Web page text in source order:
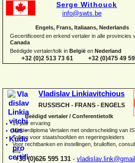
Serge Withouck
info@swts.be
Engels, Frans, Italiaans, Nederlands
Gecertificeerd en erkend vertaler in alle provincies
Canada
Beëdigde vertaler/tolk in België en Nederland
+32 (0)2 513 73 61 +32 (0)475 49
Vladislav Linkiavitchious
RUSSISCH - FRANS - ENGELS
Beëdigd vertaler / Conferentietolk
15 jaar ervaring
Masterdiploma Vertalen met onderscheiding van
Tolken voor staatshoofden en regeringsleiders
Voor rechtbanken en instellingen, bruiloften,
enz.
+33 (0)626 595 131 -